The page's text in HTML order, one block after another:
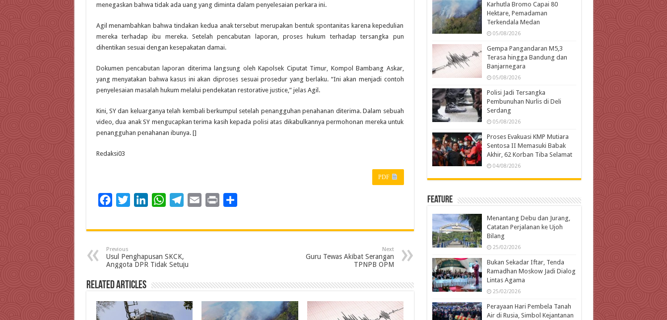
menegaskan bahwa tidak ada uang yang diminta dalam penyelesaian perkara ini.
Agil menambahkan bahwa tindakan kedua anak tersebut merupakan bentuk spontanitas karena kepedulian
mereka terhadap ibu mereka. Setelah pencabutan laporan, proses hukum terhadap tersangka pun
dihentikan sesuai dengan kesepakatan damai.
Dokumen pencabutan laporan diterima langsung oleh Kapolsek Ciputat Timur, Kompol Bambang Askar,
yang menyatakan bahwa kasus ini akan diproses sesuai prosedur yang berlaku. “Ini akan menjadi contoh
penyelesaian masalah hukum melalui pendekatan restorative justice,” jelas Agil.
Kini, SY dan keluarganya telah kembali berkumpul setelah penangguhan penahanan diterima. Dalam sebuah
video, dua anak SY mengucapkan terima kasih kepada polisi atas dikabulkannya permohonan mereka untuk
penangguhan penahanan ibunya. []
Redaksi03
PDF
c
b
o
o
i
t
e
r
n
e
d
W
a
s
A
p
l
r
a
a
i
a
Previous
Usul Penghapusan SKCK,
Anggota DPR Tidak Setuju
Next
Guru Tewas Akibat Serangan
TPNPB OPM
Related Articles
Karhutla Bromo Capai 80
Hektare, Pemadaman
Terkendala Medan
05/08/2026
Gempa Pangandaran M5,3
Terasa hingga Bandung dan
Banjarnegara
05/08/2026
Polisi Jadi Tersangka
Pembunuhan Nurlis di Deli
Serdang
05/08/2026
Proses Evakuasi KMP Mutiara
Sentosa II Memasuki Babak
Akhir, 62 Korban Tiba Selamat
04/08/2026
Feature
Menantang Debu dan Jurang,
Catatan Perjalanan ke Ujoh
Bilang
25/02/2026
Bukan Sekadar Iftar, Tenda
Ramadhan Moskow Jadi Dialog
Lintas Agama
25/02/2026
Perayaan Hari Pembela Tanah
Air di Rusia, Simbol Kejantanan